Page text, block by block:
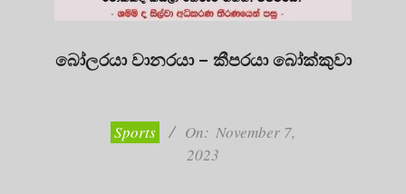
බෝලරයා වානරයා – කීපරයා බෝක්කුවා
Sports On: November 7,
2023